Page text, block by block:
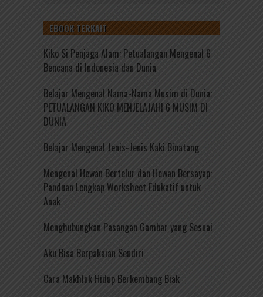
EBOOK TERKAIT
Kiko Si Penjaga Alam: Petualangan Mengenal 6
Bencana di Indonesia dan Dunia
Belajar Mengenal Nama-Nama Musim di Dunia:
PETUALANGAN KIKO MENJELAJAHI 6 MUSIM DI
DUNIA
Belajar Mengenal Jenis-Jenis Kaki Binatang
Mengenal Hewan Bertelur dan Hewan Bersayap:
Panduan Lengkap Worksheet Edukatif untuk
Anak
Menghubungkan Pasangan Gambar yang Sesuai
Aku Bisa Berpakaian Sendiri
Cara Makhluk Hidup Berkembang Biak